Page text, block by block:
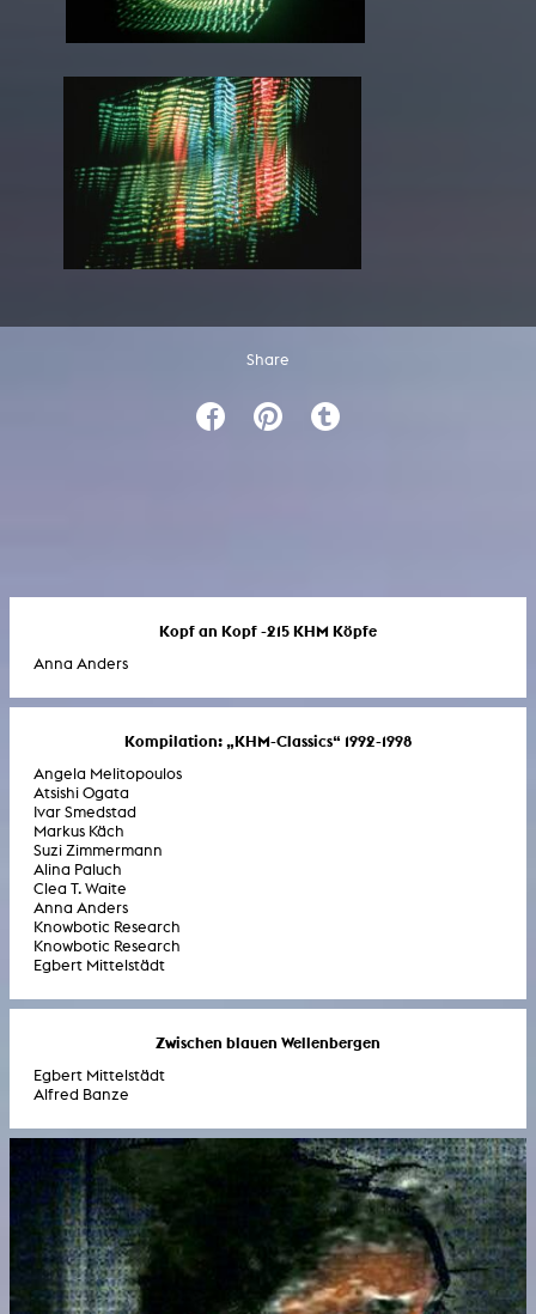
Share
Kopf an Kopf -215 KHM Köpfe
Anna Anders
Kompilation: „KHM-Classics“ 1992-1998
Angela Melitopoulos
Atsishi Ogata
Ivar Smedstad
Markus Käch
Suzi Zimmermann
Alina Paluch
Clea T. Waite
Anna Anders
Knowbotic Research
Knowbotic Research
Egbert Mittelstädt
Zwischen blauen Wellenbergen
Egbert Mittelstädt
Alfred Banze